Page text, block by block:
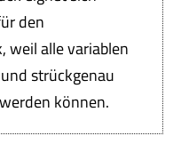
den
weil alle variablen
strückgenau
können.